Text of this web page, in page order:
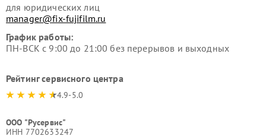
для юридических лиц
manager@fix-fujifilm.ru
График работы:
ПН-ВСК с 9:00 до 21:00 без перерывов и выходных
Рейтинг сервисного центра
4.9-5.0
ООО "Русервис"
ИНН 7702633247